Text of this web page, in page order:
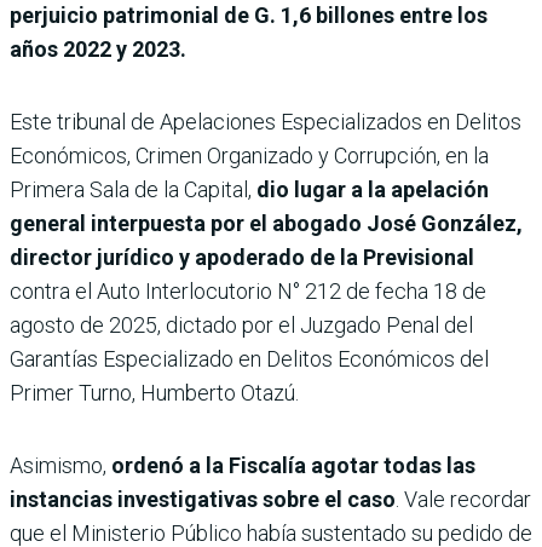
perjuicio patrimonial de G. 1,6 billones entre los
años 2022 y 2023.
Este tribunal de Apelaciones Especializados en Delitos
Económicos, Crimen Organizado y Corrupción, en la
Primera Sala de la Capital, dio lugar a la apelación
general interpuesta por el abogado José González,
director jurídico y apoderado de la Previsional
contra el Auto Interlocutorio N° 212 de fecha 18 de
agosto de 2025, dictado por el Juzgado Penal del
Garantías Especializado en Delitos Económicos del
Primer Turno, Humberto Otazú.
Asimismo, ordenó a la Fiscalía agotar todas las
instancias investigativas sobre el caso . Vale recordar
que el Ministerio Público había sustentado su pedido de